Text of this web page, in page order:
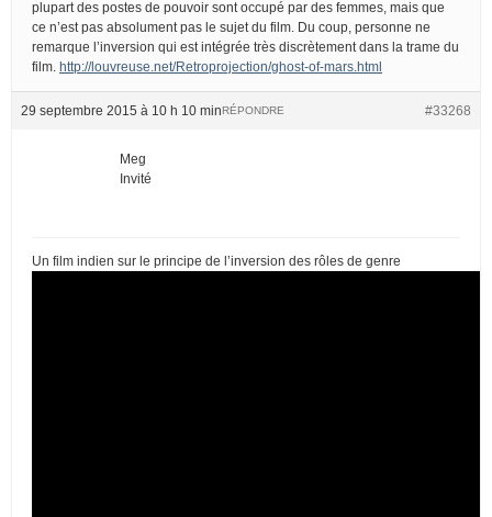
plupart des postes de pouvoir sont occupé par des femmes, mais que
ce n’est pas absolument pas le sujet du film. Du coup, personne ne
remarque l’inversion qui est intégrée très discrètement dans la trame du
film. http://louvreuse.net/Retroprojection/ghost-of-mars.html
29 septembre 2015 à 10 h 10 min #33268
RÉPONDRE
Meg
Invité
Un film indien sur le principe de l’inversion des rôles de genre